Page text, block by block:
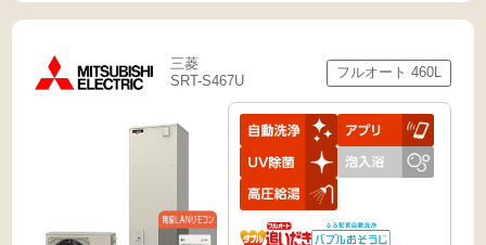
三菱
SRT-S467U
フルオート 460L